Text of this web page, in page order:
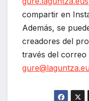
compartir en
Además, se
creadores del
través del correo